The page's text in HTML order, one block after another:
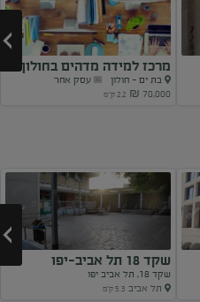
מרכז למידה מדהים בחולון
בת ים - חולון
עסק אחר
70,000 ₪
2.2 ק"מ
שקד 18 תל אביב-יפו
שקד 18, תל אביב יפו
תל אביב 5.3 ק"מ